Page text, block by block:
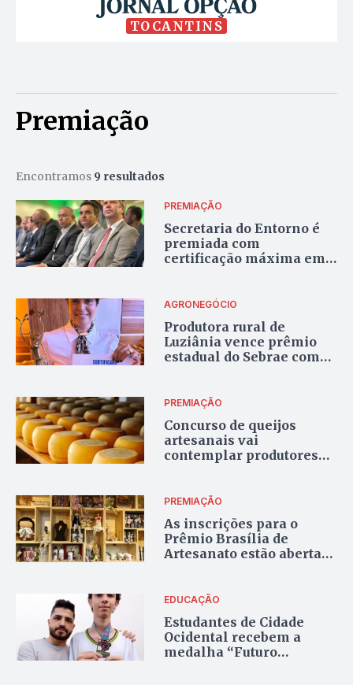
TOCANTINS
Premiação
Encontramos 9 resultados
PREMIAÇÃO
Secretaria do Entorno é
premiada com
certificação máxima em
AGRONEGÓCIO
Produtora rural de
Luziânia vence prêmio
estadual do Sebrae com
PREMIAÇÃO
Concurso de queijos
artesanais vai
contemplar produtores
PREMIAÇÃO
As inscrições para o
Prêmio Brasília de
Artesanato estão abertas
EDUCAÇÃO
Estudantes de Cidade
Ocidental recebem a
medalha “Futuro